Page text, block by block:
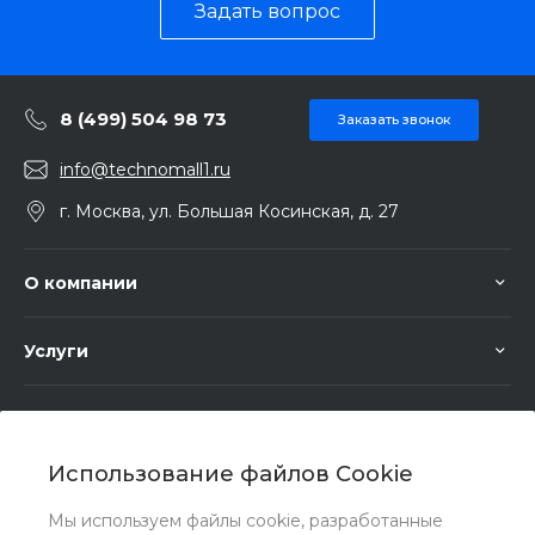
Использование файлов Cookie
Мы используем файлы cookie, разработанные
Задать вопрос
8 (499) 504 98 73 Заказать звонок
info@technomall1.ru
г. Москва, ул. Большая Косинская, д. 27
О компании
Услуги